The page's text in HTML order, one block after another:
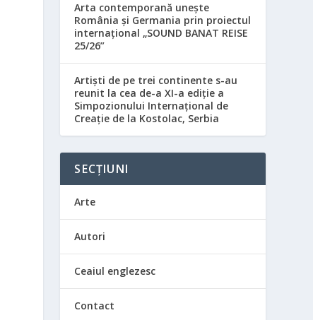
Arta contemporană unește
România și Germania prin proiectul
internațional „SOUND BANAT REISE
25/26”
Artiști de pe trei continente s-au
reunit la cea de-a XI-a ediție a
Simpozionului Internațional de
Creație de la Kostolac, Serbia
SECȚIUNI
Arte
Autori
Ceaiul englezesc
Contact